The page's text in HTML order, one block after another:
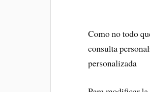
Como no todo
consulta
personalizada